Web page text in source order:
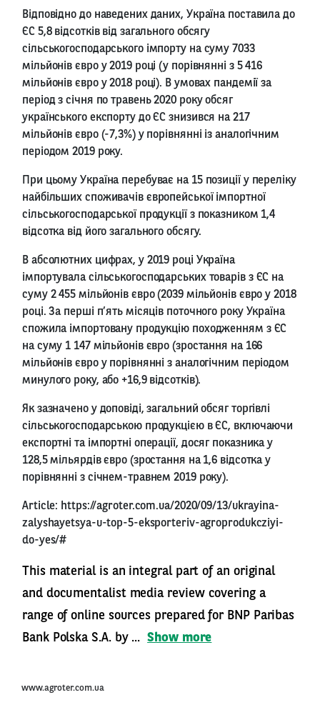
Відповідно до наведених даних, Україна поставила до
ЄС 5,8 відсотків від загального обсягу
сільськогосподарського імпорту на суму 7033
мільйонів євро у 2019 році (у порівнянні з 5 416
мільйонів євро у 2018 році). В умовах пандемії за
період з січня по травень 2020 року обсяг
українського експорту до ЄС знизився на 217
мільйонів євро (-7,3%) у порівнянні із аналогічним
періодом 2019 року.
При цьому Україна перебуває на 15 позиції у переліку
найбільших споживачів європейської імпортної
сільськогосподарської продукції з показником 1,4
відсотка від його загального обсягу.
В абсолютних цифрах, у 2019 році Україна
імпортувала сільськогосподарських товарів з ЄС на
суму 2 455 мільйонів євро (2039 мільйонів євро у 2018
році. За перші п’ять місяців поточного року Україна
спожила імпортовану продукцію походженням з ЄС
на суму 1 147 мільйонів євро (зростання на 166
мільйонів євро у порівнянні з аналогічним періодом
минулого року, або +16,9 відсотків).
Як зазначено у доповіді, загальний обсяг торгівлі
сільськогосподарською продукцією в ЄС, включаючи
експортні та імпортні операції, досяг показника у
128,5 мільярдів євро (зростання на 1,6 відсотка у
порівнянні з січнем-травнем 2019 року).
Article: https://agroter.com.ua/2020/09/13/ukrayina-
zalyshayetsya-u-top-5-eksporteriv-agroprodukcziyi-
do-yes/#
This material is an integral part of an original
and documentalist media review covering a
range of online sources prepared for BNP Paribas
Bank Polska S.A. by ... Show more
www.agroter.com.ua